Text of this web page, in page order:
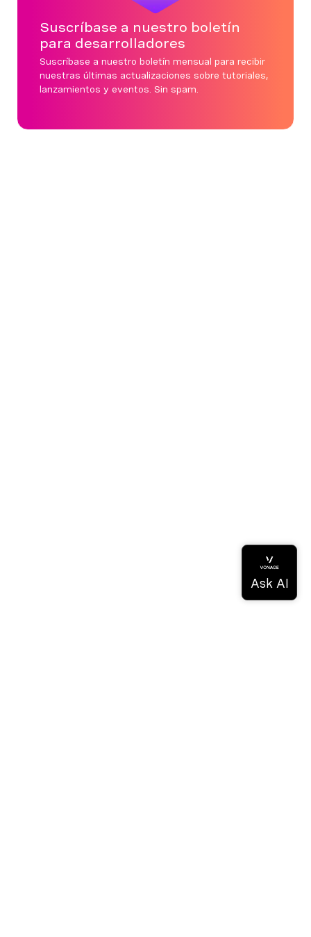
Suscríbase a nuestro boletín
para desarrolladores
Suscríbase a nuestro boletín mensual para recibir
nuestras últimas actualizaciones sobre tutoriales,
lanzamientos y eventos. Sin spam.